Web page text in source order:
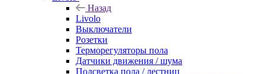
Назад
Livolo
Выключатели
Розетки
Терморегуляторы пола
Датчики движения / шума
Подсветка пола / лестниц